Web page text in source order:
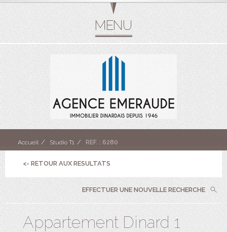
Accueil Studio T1 REF. : 6280
<- RETOUR AUX RESULTATS
EFFECTUER UNE NOUVELLE RECHERCHE
Appartement Dinard 1